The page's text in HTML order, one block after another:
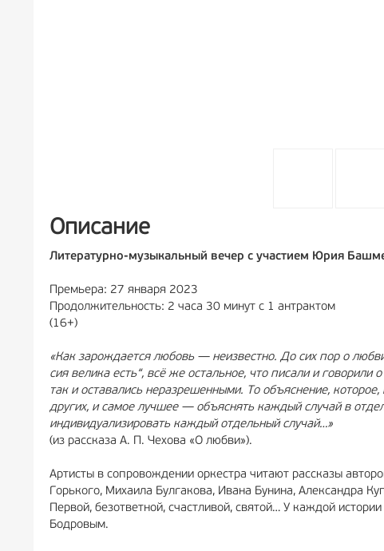
Описание
Литературно-музыкальный вечер с участием Юрия
Премьера: 27 января 2023
Продолжительность: 2 часа 30 минут с 1 антрактом
(16+)
«Как зарождается любовь — неизвестно. До сих пор о
сия велика есть“, всё же остальное, что писали и
так и оставались неразрешенными. То объяснение,
других, и самое лучшее — объяснять каждый случай в
индивидуализировать каждый отдельный случай…»
(из рассказа А. П. Чехова «О любви»).
Артисты в сопровождении оркестра читают рассказы
Горького, Михаила Булгакова, Ивана Бунина, Александра
Первой, безответной, счастливой, святой… У каждой
Бодровым.